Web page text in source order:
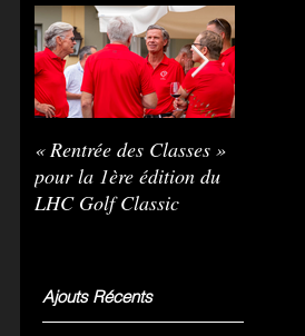
« Rentrée des Classes »
pour la 1ère édition du
LHC Golf Classic
Ajouts Récents